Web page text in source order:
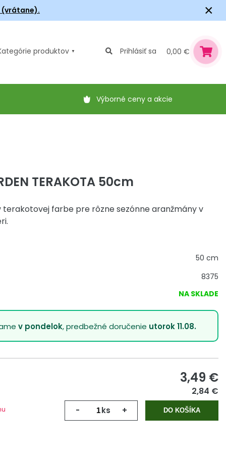
(vrátane). ×
produktov Prihlásiť sa 0,00 €
Výborné ceny a akcie
TERAKOTA 50cm
terakotovej farbe pre rôzne sezónne aranžmány v
50 cm
8375
NA SKLADE
v pondelok, predbežné doručenie utorok 11.08.
3,49 €
2,84 €
- ks + DO KOŠÍKA